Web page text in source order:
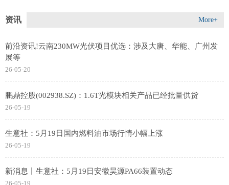
资讯 More+
前沿资讯!云南230MW光伏项目优选：涉及大唐、华能、广州发
展等
26-05-20
鹏鼎控股(002938.SZ)：1.6T光模块相关产品已经批量供货
26-05-19
生意社：5月19日国内燃料油市场行情小幅上涨
26-05-19
新消息丨生意社：5月19日安徽昊源PA66装置动态
26-05-19